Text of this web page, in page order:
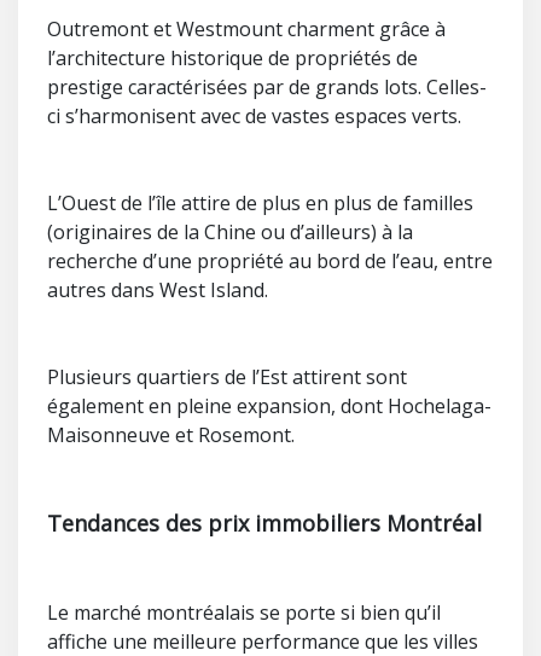
Outremont et Westmount charment grâce à
l’architecture historique de propriétés de
prestige caractérisées par de grands lots. Celles-
ci s’harmonisent avec de vastes espaces verts.
L’Ouest de l’île attire de plus en plus de familles
(originaires de la Chine ou d’ailleurs) à la
recherche d’une propriété au bord de l’eau, entre
autres dans West Island.
Plusieurs quartiers de l’Est attirent sont
également en pleine expansion, dont Hochelaga-
Maisonneuve et Rosemont.
Tendances des prix immobiliers Montréal
Le marché montréalais se porte si bien qu’il
affiche une meilleure performance que les villes